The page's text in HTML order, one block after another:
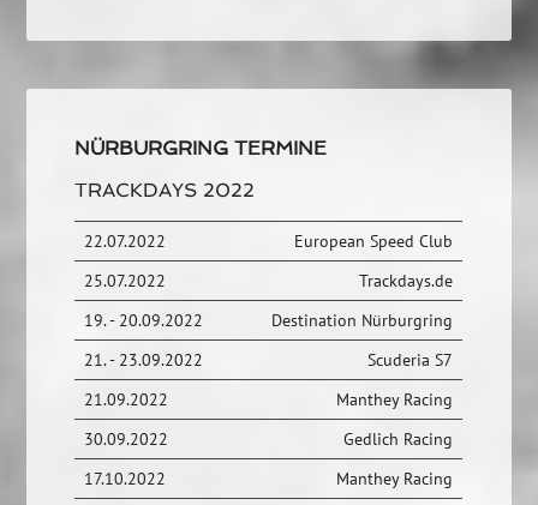
NÜRBURGRING TERMINE
TRACKDAYS 2022
22.07.2022
European Speed Club
25.07.2022
Trackdays.de
19. - 20.09.2022
Destination Nürburgring
21. - 23.09.2022
Scuderia S7
21.09.2022
Manthey Racing
30.09.2022
Gedlich Racing
17.10.2022
Manthey Racing